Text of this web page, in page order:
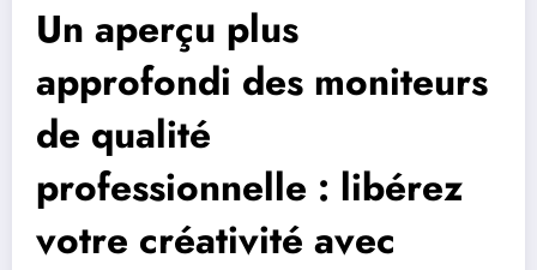
Un aperçu plus
approfondi des moniteurs
de qualité
professionnelle : libérez
votre créativité avec